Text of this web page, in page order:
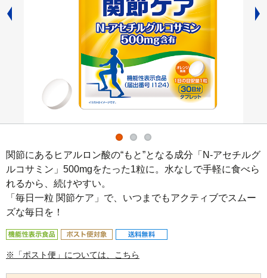
関節にあるヒアルロン酸の“もと”となる成分「N-アセチルグ
ルコサミン」500mgをたった1粒に。水なしで手軽に食べら
れるから、続けやすい。
「毎日一粒 関節ケア」で、いつまでもアクティブでスムー
ズな毎日を！
※「ポスト便」については、こちら